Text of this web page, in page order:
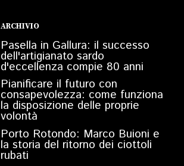
ARCHIVIO
Pasella in Gallura: il successo
dell'artigianato sardo
d'eccellenza compie 80 anni
Pianificare il futuro con
consapevolezza: come funziona
la disposizione delle proprie
volontà
Porto Rotondo: Marco Buioni e
la storia del ritorno dei ciottoli
rubati